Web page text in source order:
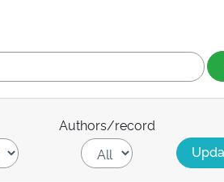
Authors/record